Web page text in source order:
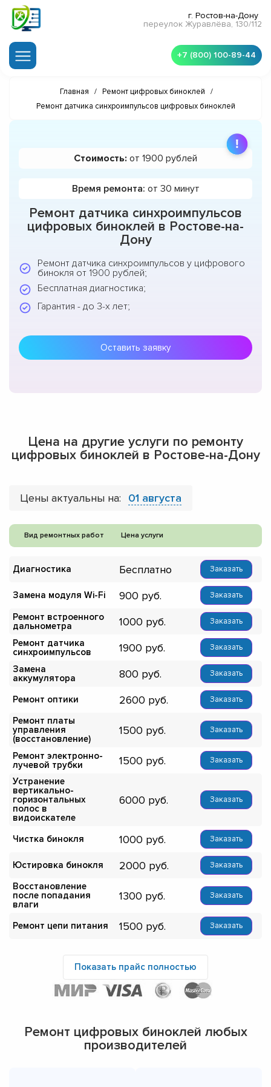
г. Ростов-на-Дону
переулок Журавлёва, 130/112
+7 (800) 100-89-44
Главная / Ремонт цифровых биноклей
/
Ремонт датчика синхроимпульсов цифровых биноклей
Ремонт датчика синхроимпульсов
цифровых биноклей в Ростове-на-
Дону
Ремонт датчика синхроимпульсов у цифрового
бинокля от 1900 рублей;
Бесплатная диагностика;
Гарантия - до 3-х лет;
Оставить заявку
Стоимость: от 1900 рублей
Время ремонта: от 30 минут
Цена на другие услуги по ремонту
цифровых биноклей в Ростове-на-Дону
Цены актуальны на: 01 августа
Вид ремонтных работ Цена услуги
Диагностика Бесплатно Заказать
Замена модуля Wi-Fi 900 Заказать
Ремонт встроенного
дальнометра
1000 Заказать
Ремонт датчика
синхроимпульсов
1900 Заказать
Замена
аккумулятора
800 Заказать
Ремонт оптики 2600 Заказать
Ремонт платы
управления
(восстановление)
1500 Заказать
Ремонт электронно-
лучевой трубки
1500 Заказать
Устранение
вертикально-
горизонтальных
полос в
видоискателе
6000 Заказать
Чистка бинокля 1000 Заказать
Юстировка бинокля 2000 Заказать
Восстановление
после попадания
влаги
1300 Заказать
Ремонт цепи питания 1500 Заказать
Показать прайс полностью
Ремонт цифровых биноклей любых
производителей